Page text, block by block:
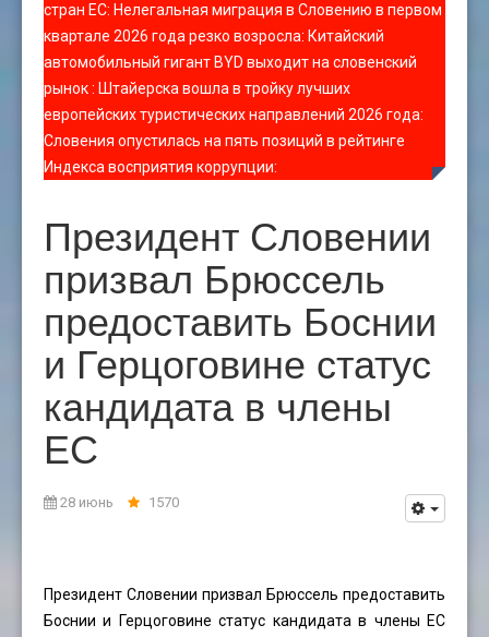
стран ЕС: Нелегальная миграция в Словению в первом
квартале 2026 года резко возросла: Китайский
автомобильный гигант BYD выходит на словенский
рынок: Штайерска вошла в тройку лучших
европейских туристических направлений 2026 года:
Словения опустилась на пять позиций в рейтинге
Индекса восприятия коррупции:
Президент Словении
призвал Брюссель
предоставить Боснии
и Герцоговине статус
кандидата в члены
ЕС
28 июнь 1570
Президент Словении призвал Брюссель предоставить
Боснии и Герцоговине статус кандидата в члены ЕС